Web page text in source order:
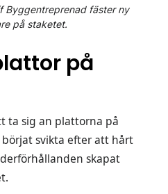
Byggentreprenad fäster ny
på staketet.
på
ta sig an plattorna på
svikta efter att hårt
skapat